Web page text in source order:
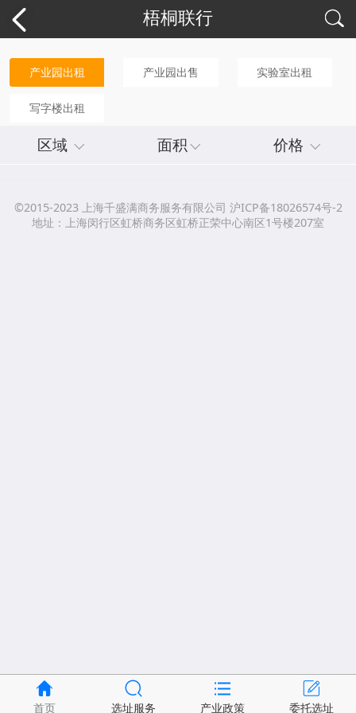
梧桐联行
产业园出租 产业园出售 实验室出租
写字楼出租
区域 面积 价格
©2015-2023 上海千盛满商务服务有限公司 沪ICP备18026574号-2
地址：上海闵行区虹桥商务区虹桥正荣中心南区1号楼207室
首页 选址服务 产业政策 委托选址